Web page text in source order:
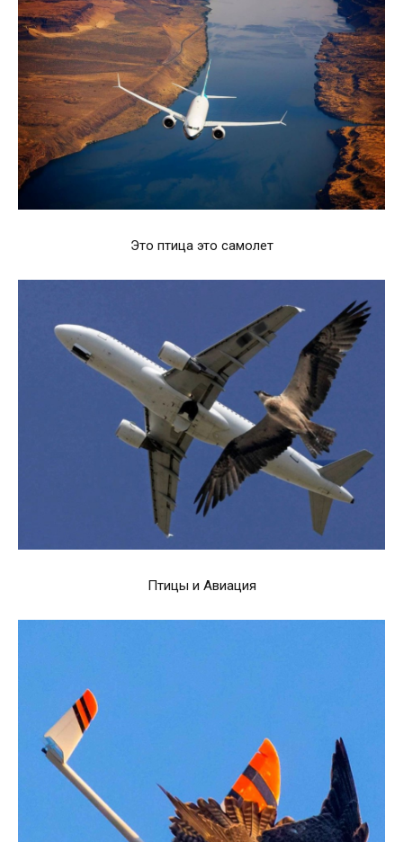
Это птица это самолет
Птицы и Авиация